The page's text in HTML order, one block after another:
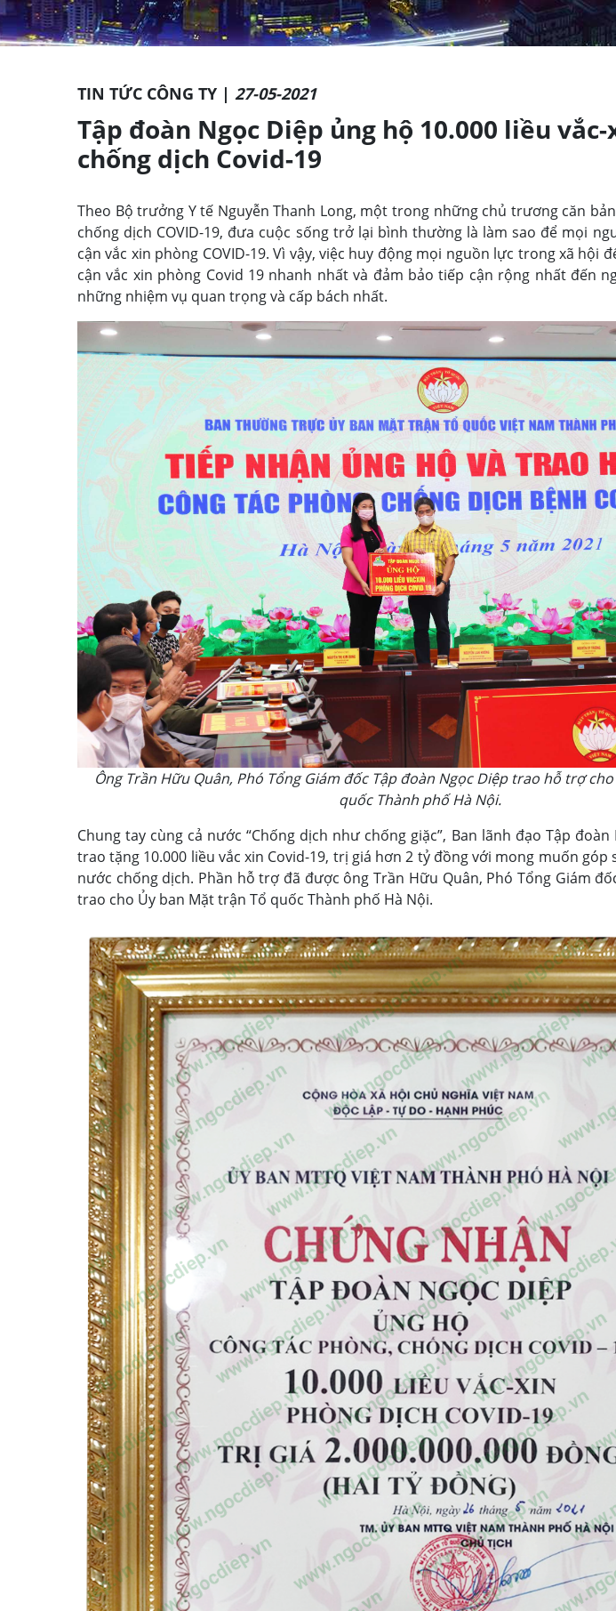
TIN TỨC CÔNG TY | 27-05-2021
Tập đoàn Ngọc Diệp ủng hộ 10.000 liều
chống dịch Covid-19
Theo Bộ trưởng Y tế Nguyễn Thanh Long, một trong những chủ trương căn
chống dịch COVID-19, đưa cuộc sống trở lại bình thường là làm sao để mọi
cận vắc xin phòng COVID-19. Vì vậy, việc huy động mọi nguồn lực trong xã hội
cận vắc xin phòng Covid 19 nhanh nhất và đảm bảo tiếp cận rộng nhất đến
những nhiệm vụ quan trọng và cấp bách nhất.
Ông Trần Hữu Quân, Phó Tổng Giám đốc Tập đoàn Ngọc Diệp trao hỗ trợ
quốc Thành phố Hà Nội.
Chung tay cùng cả nước “Chống dịch như chống giặc”, Ban lãnh đạo Tập
trao tặng 10.000 liều vắc xin Covid-19, trị giá hơn 2 tỷ đồng với mong muốn góp
nước chống dịch. Phần hỗ trợ đã được ông Trần Hữu Quân, Phó Tổng Giám
trao cho Ủy ban Mặt trận Tổ quốc Thành phố Hà Nội.